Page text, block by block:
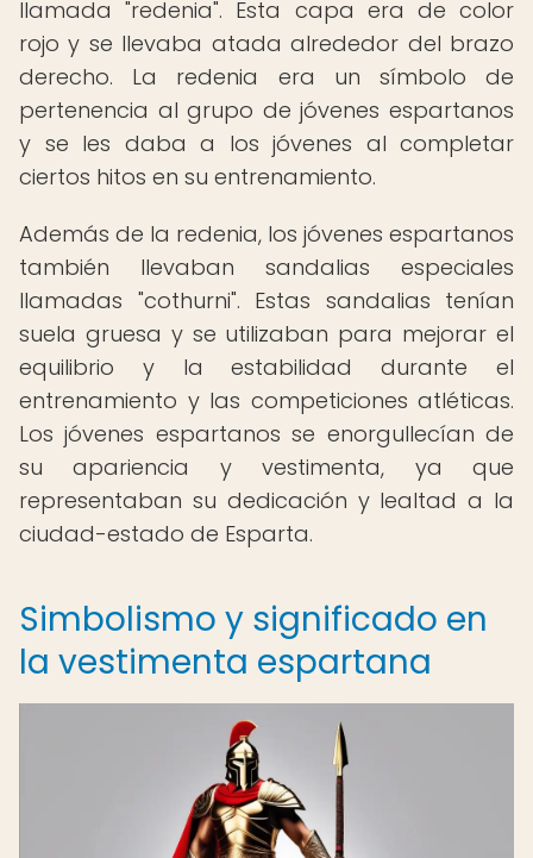
llamada "redenia". Esta capa era de color
rojo y se llevaba atada alrededor del brazo
derecho. La redenia era un símbolo de
pertenencia al grupo de jóvenes espartanos
y se les daba a los jóvenes al completar
ciertos hitos en su entrenamiento.
Además de la redenia, los jóvenes espartanos
también llevaban sandalias especiales
llamadas "cothurni". Estas sandalias tenían
suela gruesa y se utilizaban para mejorar el
equilibrio y la estabilidad durante el
entrenamiento y las competiciones atléticas.
Los jóvenes espartanos se enorgullecían de
su apariencia y vestimenta, ya que
representaban su dedicación y lealtad a la
ciudad-estado de Esparta.
Simbolismo y significado en
la vestimenta espartana